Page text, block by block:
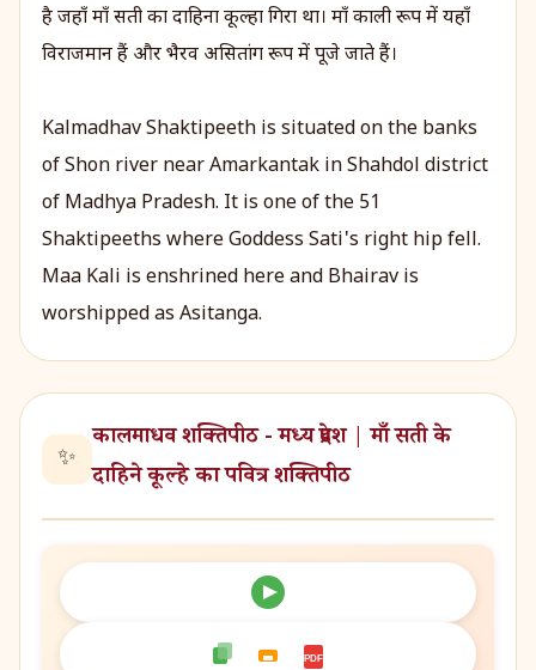
है जहाँ माँ सती का दाहिना कूल्हा गिरा था। माँ काली रूप में यहाँ
विराजमान हैं और भैरव असितांग रूप में पूजे जाते हैं।
Kalmadhav Shaktipeeth is situated on the banks
of Shon river near Amarkantak in Shahdol district
of Madhya Pradesh. It is one of the 51
Shaktipeeths where Goddess Sati's right hip fell.
Maa Kali is enshrined here and Bhairav is
worshipped as Asitanga.
✨
कालमाधव शक्तिपीठ - मध्य प्रदेश | माँ सती के
दाहिने कूल्हे का पवित्र शक्तिपीठ
PDF